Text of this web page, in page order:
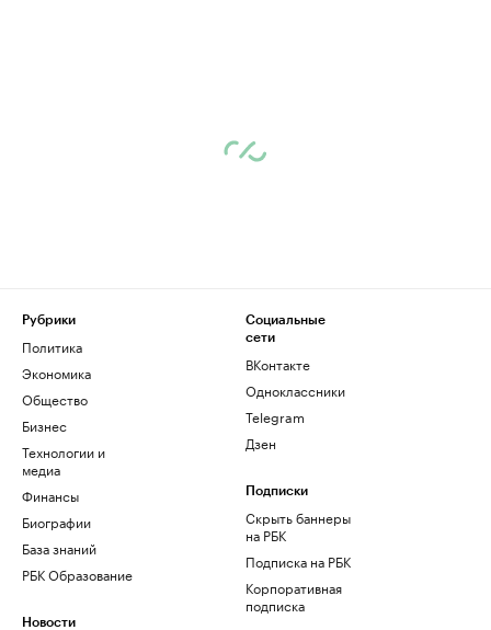
Рубрики
Политика
Экономика
Общество
Бизнес
Технологии и
медиа
Финансы
Биографии
База знаний
РБК Образование
Новости
Социальные
сети
ВКонтакте
Одноклассники
Telegram
Дзен
Подписки
Скрыть баннеры
на РБК
Подписка на РБК
Корпоративная
подписка